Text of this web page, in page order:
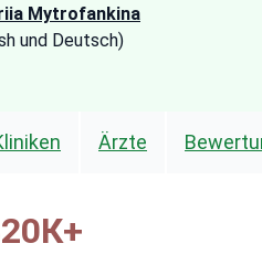
Mytrofankina
und Deutsch)
Ärzte
К+